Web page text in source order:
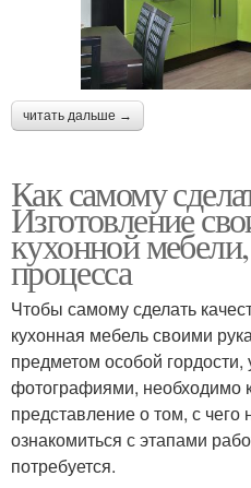
читать дальше →
Как самому
Изготовление
кухонной
процесса
Чтобы самому сделать
кухонная мебель своими
предметом особой
фотографиями, необходимо
представление о том, с чего
ознакомиться с этапами
потребуется.